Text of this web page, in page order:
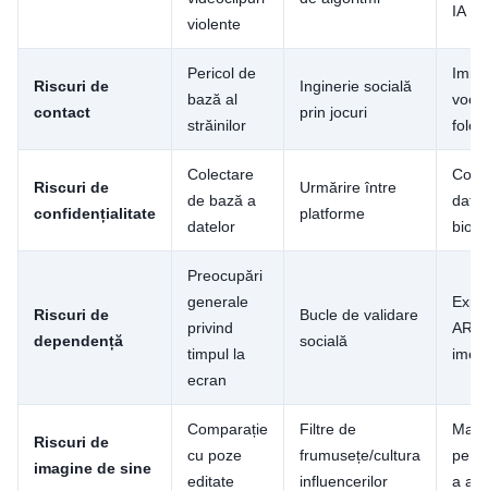
violente
IA
Riscuri de
contact
Pericol de
bază al
străinilor
Inginerie socială
prin jocuri
Riscuri de
confidențialitate
Colectare
de bază a
datelor
Urmărire între
platforme
date
Riscuri de
dependență
Preocupări
generale
privind
timpul la
ecran
Bucle de validare
socială
AR/
Riscuri de
imagine de sine
Comparație
cu poze
editate
Filtre de
frumusețe/cultura
influencerilor
a